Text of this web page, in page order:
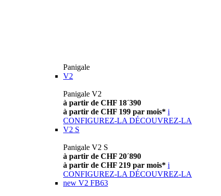
Panigale
V2
Panigale V2
à partir de CHF 18´390
à partir de CHF 199 par mois* i
CONFIGUREZ-LA DÉCOUVREZ-LA
V2 S
Panigale V2 S
à partir de CHF 20´890
à partir de CHF 219 par mois* i
CONFIGUREZ-LA DÉCOUVREZ-LA
new V2 FB63